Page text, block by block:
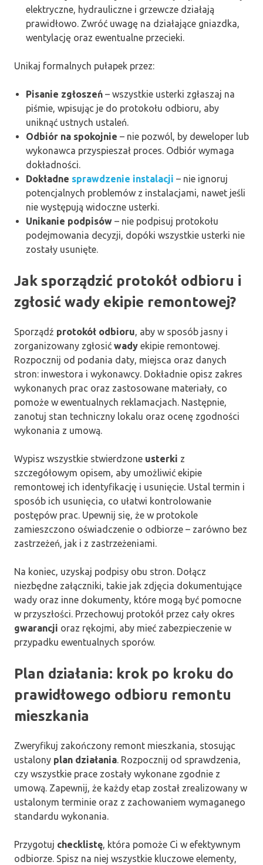
elektryczne, hydrauliczne i grzewcze działają
prawidłowo. Zwróć uwagę na działające gniazdka,
wentylację oraz ewentualne przecieki.
Unikaj formalnych pułapek przez:
Pisanie zgłoszeń – wszystkie usterki zgłaszaj na
piśmie, wpisując je do protokołu odbioru, aby
uniknąć ustnych ustaleń.
Odbiór na spokojnie – nie pozwól, by deweloper lub
wykonawca przyspieszał proces. Odbiór wymaga
dokładności.
Dokładne sprawdzenie instalacji – nie ignoruj
potencjalnych problemów z instalacjami, nawet jeśli
nie występują widoczne usterki.
Unikanie podpisów – nie podpisuj protokołu
podejmowania decyzji, dopóki wszystkie usterki nie
zostały usunięte.
Jak sporządzić protokół odbioru i
zgłosić wady ekipie remontowej?
Sporządź protokół odbioru, aby w sposób jasny i
zorganizowany zgłosić wady ekipie remontowej.
Rozpocznij od podania daty, miejsca oraz danych
stron: inwestora i wykonawcy. Dokładnie opisz zakres
wykonanych prac oraz zastosowane materiały, co
pomoże w ewentualnych reklamacjach. Następnie,
zanotuj stan techniczny lokalu oraz ocenę zgodności
wykonania z umową.
Wypisz wszystkie stwierdzone usterki z
szczegółowym opisem, aby umożliwić ekipie
remontowej ich identyfikację i usunięcie. Ustal termin i
sposób ich usunięcia, co ułatwi kontrolowanie
postępów prac. Upewnij się, że w protokole
zamieszczono oświadczenie o odbiorze – zarówno bez
zastrzeżeń, jak i z zastrzeżeniami.
Na koniec, uzyskaj podpisy obu stron. Dołącz
niezbędne załączniki, takie jak zdjęcia dokumentujące
wady oraz inne dokumenty, które mogą być pomocne
w przyszłości. Przechowuj protokół przez cały okres
gwarancji oraz rękojmi, aby mieć zabezpieczenie w
przypadku ewentualnych sporów.
Plan działania: krok po kroku do
prawidłowego odbioru remontu
mieszkania
Zweryfikuj zakończony remont mieszkania, stosując
ustalony plan działania. Rozpocznij od sprawdzenia,
czy wszystkie prace zostały wykonane zgodnie z
umową. Zapewnij, że każdy etap został zrealizowany w
ustalonym terminie oraz z zachowaniem wymaganego
standardu wykonania.
Przygotuj checklistę, która pomoże Ci w efektywnym
odbiorze. Spisz na niej wszystkie kluczowe elementy,